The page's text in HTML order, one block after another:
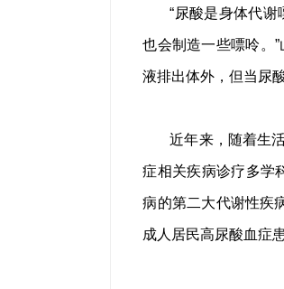
“尿酸是身体代
也会制造一些嘌呤。
液排出体外，但当尿
近年来，随着生
症相关疾病诊疗多学
病的第二大代谢性疾
成人居民高尿酸血症